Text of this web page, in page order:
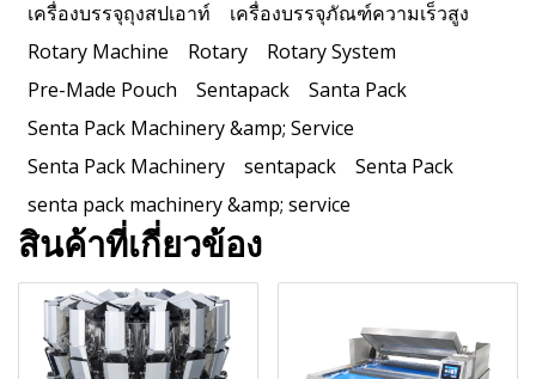
เครื่องบรรจุถุงสปเอาท์
เครื่องบรรจุภัณฑ์ความเร็วสูง
Rotary Machine
Rotary
Rotary System
Pre-Made Pouch
Sentapack
Santa Pack
Senta Pack Machinery &amp; Service
Senta Pack Machinery
sentapack
Senta Pack
senta pack machinery &amp; service
สินค้าที่เกี่ยวข้อง